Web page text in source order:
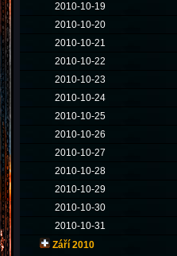
2010-10-19
2010-10-20
2010-10-21
2010-10-22
2010-10-23
2010-10-24
2010-10-25
2010-10-26
2010-10-27
2010-10-28
2010-10-29
2010-10-30
2010-10-31
Září 2010